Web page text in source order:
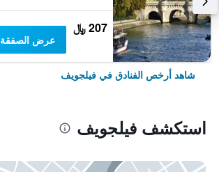
207 ﷼
عرض الصفقة
شاهد أرخص الفنادق في فيلجويف
استكشف فيلجويف